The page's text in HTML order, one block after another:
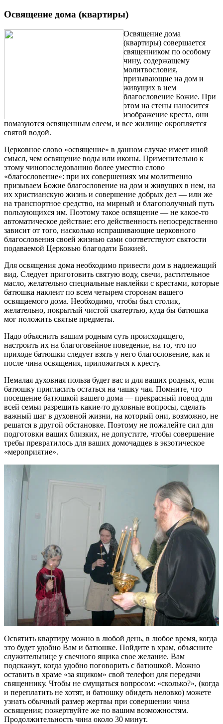
Освящение дома (квартиры)
Освящение дома
(квартиры) совершается
священником по особому
чину, содержащему
молитвословия,
призывающие на дом и
живущих в нем
благословение Божие. При
этом на стены наносится
изображение креста, они
помазуются освященным елеем, и все жилище окропляется
святой водой.
Церковное слово «освящение» в данном случае имеет иной
смысл, чем освящение воды или иконы. Применительно к
этому чинопоследованию более уместно слово
«благословение»: при их совершениях мы молитвенно
призываем Божие благословение на дом и живущих в нем, на
их христианскую жизнь и совершение добрых дел — или же
на транспортное средство, на мирный и благополучный путь
пользующихся им. Поэтому такое освящение — не какое-то
автоматическое действие: его действенность непосредственно
зависит от того, насколько испрашивающие церковного
благословения своей жизнью сами соответствуют святости
подаваемой Церковью благодати Божией.
Для освящения дома необходимо привести дом в надлежащий
вид. Следует приготовить святую воду, свечи, растительное
масло, желательно специальные наклейки с крестами, которые
батюшка наклеит по всем четырем сторонам вашего
освящаемого дома. Необходимо, чтобы был столик,
желательно, покрытый чистой скатертью, куда бы батюшка
мог положить святые предметы.
Надо объяснить вашим родным суть происходящего,
настроить их на благоговейное поведение, на то, что по
приходе батюшки следует взять у него благословение, как и
после чина освящения, приложиться к кресту.
Немалая духовная польза будет вас и для ваших родных, если
батюшку пригласить остаться на чашку чая. Помните, что
посещение батюшкой вашего дома — прекрасный повод для
всей семьи разрешить какие-то духовные вопросы, сделать
важный шаг в духовной жизни, на который они, возможно, не
решатся в другой обстановке. Поэтому не пожалейте сил для
подготовки ваших близких, не допустите, чтобы совершение
требы превратилось для ваших домочадцев в экзотическое
«мероприятие».
Освятить квартиру можно в любой день, в любое время, когда
это будет удобно Вам и батюшке. Пойдите в храм, объясните
служительнице у свечного ящика свое желание. Вам
подскажут, когда удобно поговорить с батюшкой. Можно
оставить в храме «за ящиком» свой телефон для передачи
священнику. Чтобы не смущаться вопросом: «сколько?», (когда
и переплатить не хотят, и батюшку обидеть неловко) можете
узнать обычный размер жертвы при совершении чина
освящения; пожертвуйте же по вашим возможностям.
Продолжительность чина около 30 минут.